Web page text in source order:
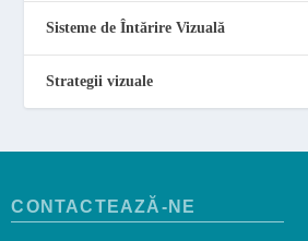
Sisteme de Întărire Vizuală
Strategii vizuale
CONTACTEAZĂ-NE